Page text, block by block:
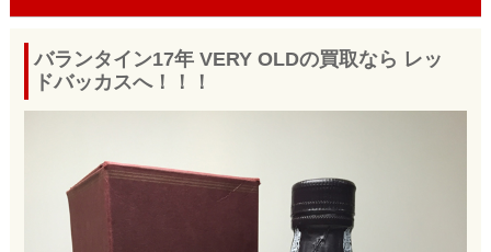
バランタイン17年 VERY OLDの買取なら レッ
ドバッカスへ！！！